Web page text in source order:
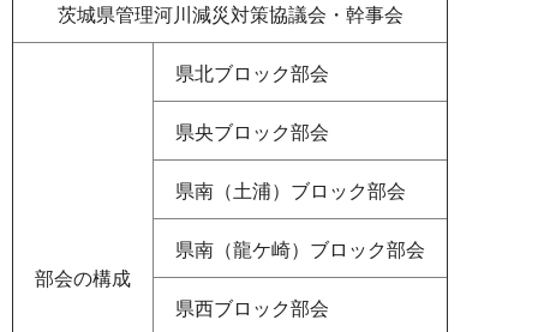
茨城県管理河川減災対策協議会・幹事会
部会の構成
県北ブロック部会
県央ブロック部会
県南（土浦）ブロック部会
県南（龍ケ崎）ブロック部会
県西ブロック部会